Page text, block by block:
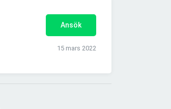
Ansök
15 mars 2022